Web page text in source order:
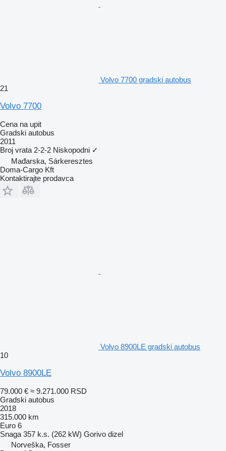
Volvo 7700 gradski autobus
21
Volvo 7700
Cena na upit
Gradski autobus
2011
Broj vrata 2-2-2 Niskopodni ✓
Mađarska, Sárkeresztes
Doma-Cargo Kft
Kontaktirajte prodavca
Volvo 8900LE gradski autobus
10
Volvo 8900LE
79.000 € ≈ 9.271.000 RSD
Gradski autobus
2018
315.000 km
Euro 6
Snaga 357 k.s. (262 kW) Gorivo dizel
Norveška, Fosser